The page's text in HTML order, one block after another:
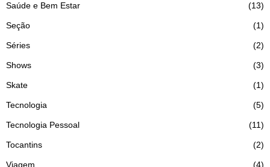
Saúde e Bem Estar 13
Seção 1
Séries 2
Shows 3
Skate 1
Tecnologia 5
Tecnologia Pessoal 11
Tocantins 2
Viagem 4